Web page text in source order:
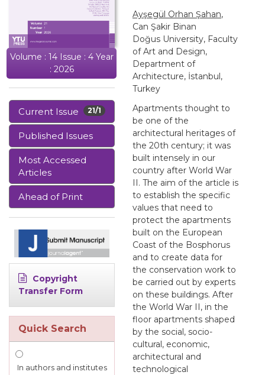
Volume : 14 Issue : 4 Year
: 2026
21/1
Current Issue
Published Issues
Most Accessed
Articles
Ahead of Print
Copyright
Transfer Form
Quick Search
In authors and institutes
Ayşegül Orhan Şahan,
Can Şakir Binan
Doğus University, Faculty
of Art and Design,
Department of
Architecture, İstanbul,
Turkey
Apartments thought to
be one of the
architectural heritages of
the 20th century; it was
built intensely in our
country after World War
II. The aim of the article is
to establish the specific
values that need to
protect the apartments
built on the European
Coast of the Bosphorus
and to create data for
the conservation work to
be carried out by experts
on these buildings. After
the World War II, in the
floor apartments shaped
by the social, socio-
cultural, economic,
architectural and
technological